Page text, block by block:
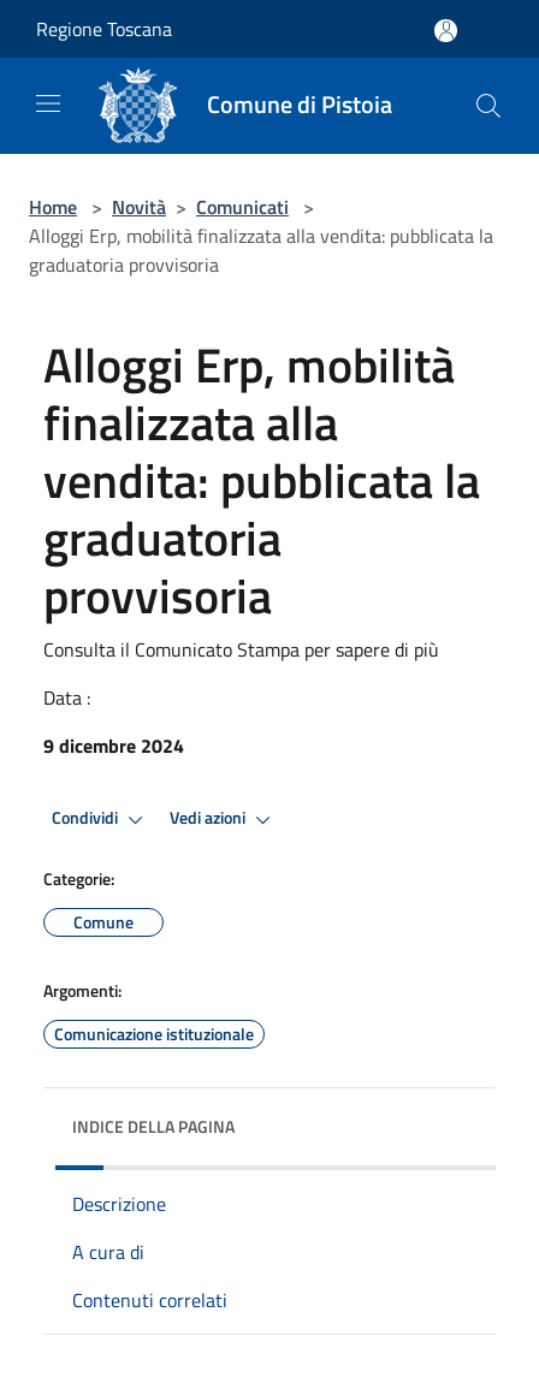
Regione Toscana
Comune di Pistoia
Home > Novità > Comunicati >
Alloggi Erp, mobilità finalizzata alla vendita: pubblicata la
graduatoria provvisoria
Alloggi Erp, mobilità
finalizzata alla
vendita: pubblicata la
graduatoria
provvisoria
Consulta il Comunicato Stampa per sapere di più
Data :
9 dicembre 2024
Condividi Vedi azioni
Categorie:
Comune
Argomenti:
Comunicazione istituzionale
INDICE DELLA PAGINA
Descrizione
A cura di
Contenuti correlati